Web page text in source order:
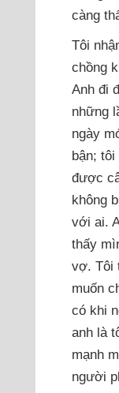
càng
Tôi
chồng
Anh đi
những
ngày
bận;
được
không
với ai.
thấy
vợ. Tôi
muốn
có khi
anh là
mạnh
người